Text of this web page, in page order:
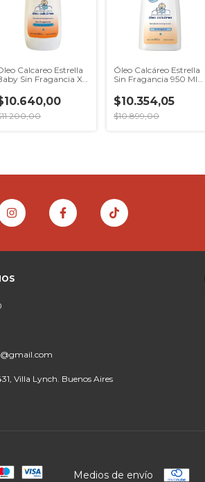
Calcareo Estrella
Sin Fragancia X
Algodon
Óleo Calcáreo Estrella
Sin Fragancia 950 Ml
$10.354,05
$10.899,00
Villa Lynch. Buenos Aires
Medios de envío